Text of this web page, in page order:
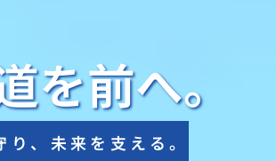
を前へ。
り、未来を支える。